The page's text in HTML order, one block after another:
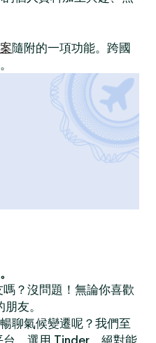
隨附的一項功能。跨國
。
？沒問題！無論你喜歡
友。
聊氣候變遷呢？我們至
。選用 Tinder，絕對能